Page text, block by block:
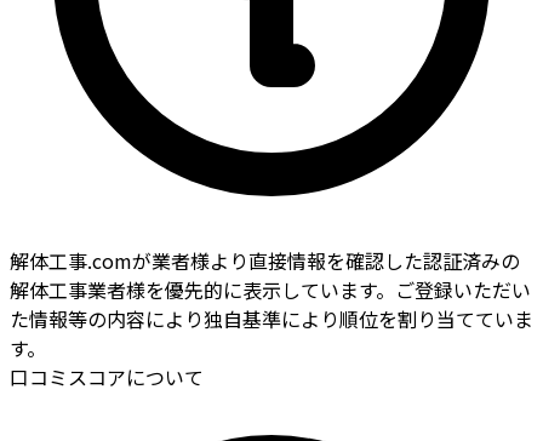
解体工事.comが業者様より直接情報を確認した認証済みの
解体工事業者様を優先的に表示しています。ご登録いただい
た情報等の内容により独自基準により順位を割り当てていま
す。
口コミスコアについて